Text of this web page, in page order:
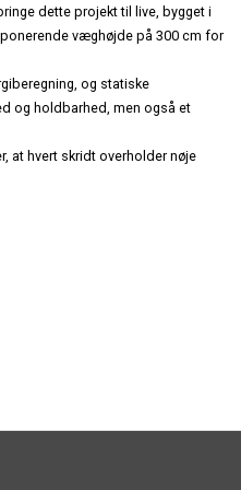
Hansen
Christiansfeld
dette projekt til live, bygget i
væghøjde på 300 cm for
og statiske
og holdbarhed, men også et
at hvert skridt overholder nøje